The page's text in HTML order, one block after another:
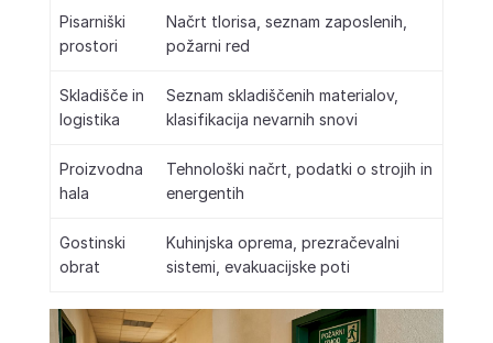
Pisarniški
prostori
Načrt tlorisa, seznam zaposlenih,
požarni red
Skladišče in
logistika
Seznam skladiščenih materialov,
klasifikacija nevarnih snovi
Proizvodna
hala
Tehnološki načrt, podatki o strojih in
energentih
Gostinski
obrat
Kuhinjska oprema, prezračevalni
sistemi, evakuacijske poti